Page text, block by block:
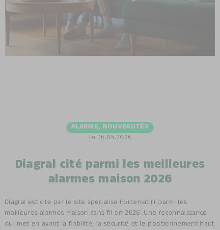
ALARME, NOUVEAUTÉS
Le 16.05.2026
Diagral cité parmi les meilleures
alarmes maison 2026
Diagral est cité par le site spécialisé Forcemat.fr parmi les
meilleures alarmes maison sans fil en 2026. Une reconnaissance
qui met en avant la fiabilité, la sécurité et le positionnement haut